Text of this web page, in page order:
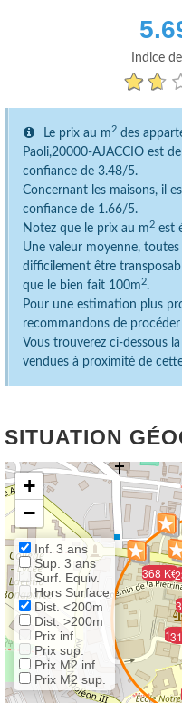
Indice
Le prix au m 2 des
Paoli,20000-AJACCIO est de
confiance de 3.48/5.
Concernant les maisons, il
confiance de 1.66/5.
Notez que le prix au m 2 est
Une valeur moyenne,
difficilement être
que le bien fait 100m 2.
Pour une estimation plus
recommandons de
Vous trouverez ci-dessous
vendues à proximité de
SITUATION
368 K€
+
−
Inf. 3 ans
Sup. 3 ans
Surf. Equiv.
Hors Surface
Dist. <200m
Dist. >200m
Prix inf.
Prix sup.
Prix M2 inf.
Prix M2 sup.